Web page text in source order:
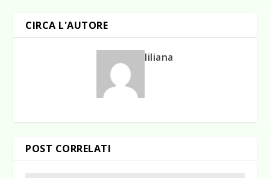
CIRCA L'AUTORE
liliana
POST CORRELATI